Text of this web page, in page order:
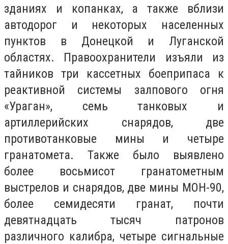
зданиях и копанках, а также вблизи
автодорог и некоторых населенных
пунктов в Донецкой и Луганской
областях. Правоохранители изъяли из
тайников три кассетных боеприпаса к
реактивной системы залпового огня
«Ураган», семь танковых и
артиллерийских снарядов, две
противотанковые мины и четыре
гранатомета. Также было выявлено
более восьмисот гранатометным
выстрелов и снарядов, две мины МОН-90,
более семидесяти гранат, почти
девятнадцать тысяч патронов
различного калибра, четыре сигнальные